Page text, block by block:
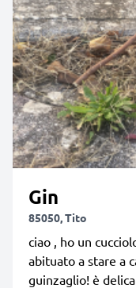
Gin
85050, Tito
ciao , ho un
abituato a stare a
guinzaglio! è